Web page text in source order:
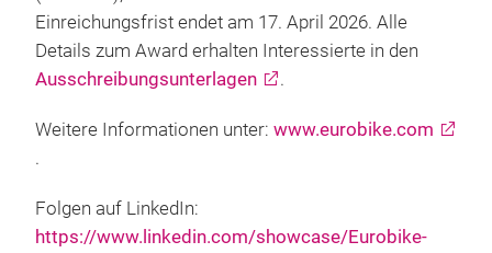
Einreichungsfrist endet am 17. April 2026. Alle
Details zum Award erhalten Interessierte in den
Ausschreibungsunterlagen
.
Weitere Informationen unter: www.eurobike.com
.
Folgen auf LinkedIn:
https://www.linkedin.com/showcase/Eurobike-